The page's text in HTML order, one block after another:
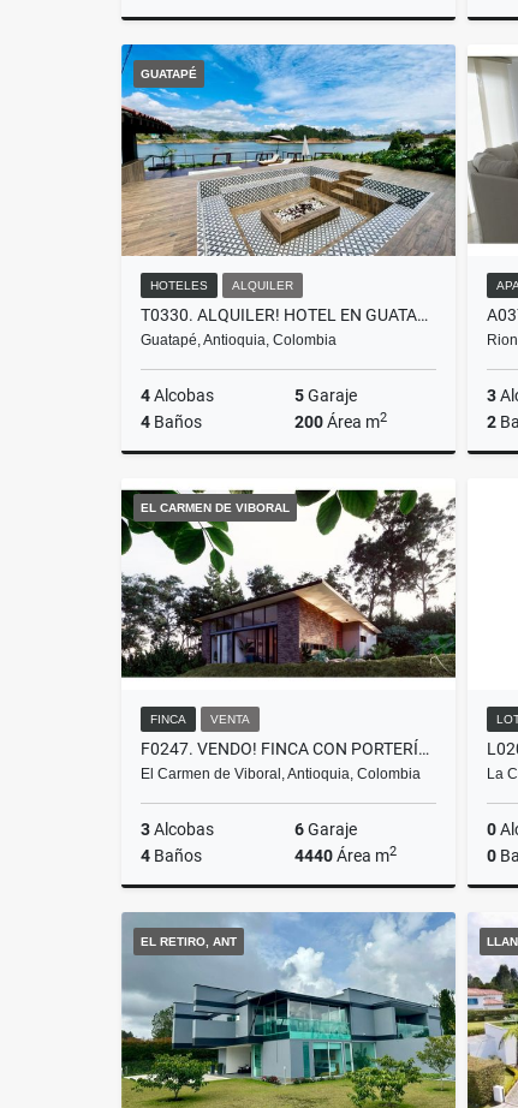
Venta
$850.000.000
GUATAPÉ
HOTELES ALQUILER
T0330. ALQUILER! HOTEL EN GUATAPÉ CON ACCESO A LA REPRESA
Guatapé, Antioquia, Colombia
4Alcobas 5Garaje
4 Baños 200Área m2
Alquiler
$3.800.000
3
2
EL CARMEN DE VIBORAL
FINCA VENTA
F0247. VENDO! FINCA CON PORTERÍA EN EXCELENTE SECTOR CARMEN DE VIBORAL
El Carmen de Viboral, Antioquia, Colombia
3Alcobas 6Garaje
4 Baños 4440Área m2
Venta
$1.350.000.000
La
0
0
EL RETIRO, ANT